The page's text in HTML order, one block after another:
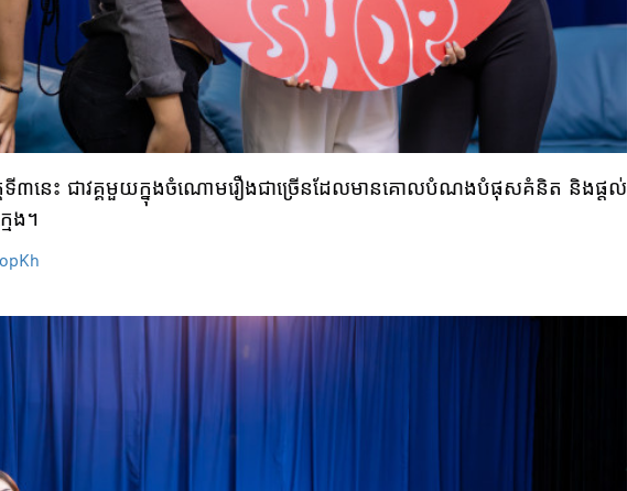
គទី៣នេះ ជាវគ្គមួយក្នុងចំណោមរឿងជាច្រើនដែលមានគោលបំណងបំផុសគំនិត និងផ្តល់
េង។